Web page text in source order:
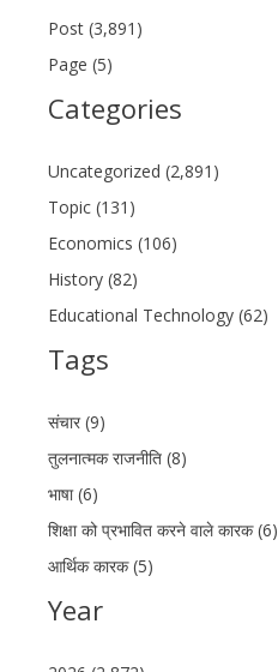
Post (3,891)
Page (5)
Categories
Uncategorized (2,891)
Topic (131)
Economics (106)
History (82)
Educational Technology (62)
Tags
संचार (9)
तुलनात्मक राजनीति (8)
भाषा (6)
शिक्षा को प्रभावित करने वाले कारक (6)
आर्थिक कारक (5)
Year